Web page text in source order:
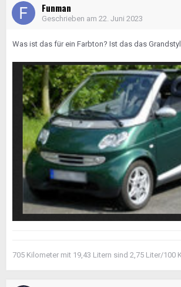
Funman
Geschrieben am 22. Juni 2023
Was ist das für ein Farbton? Ist das das
705 Kilometer mit 19,43 Litern sind 2,75 Liter/100